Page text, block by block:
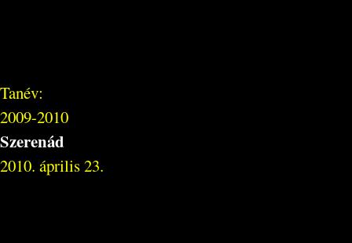
Tanév:
2009-2010
Szerenád
2010. április 23.